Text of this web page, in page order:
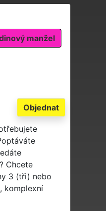
manžel
Objednat
Chcete
3 (tři) nebo
komplexní